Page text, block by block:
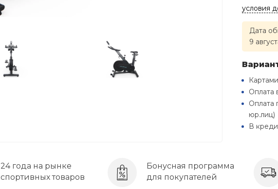
условия
Дата
9
Оплата
Оплата
юр.лиц)
В
24 года на рынке
спортивных товаров
Бонусная программа
для покупателей